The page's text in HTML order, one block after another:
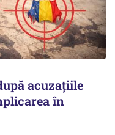
acuzațiile
în